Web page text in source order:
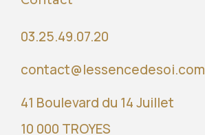
03.25.49.07.20
contact@lessencedesoi.com
41 Boulevard du 14 Juillet
10 000 TROYES